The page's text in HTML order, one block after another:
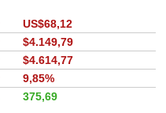
US$68,12
$4.149,79
$4.614,77
9,85%
375,69